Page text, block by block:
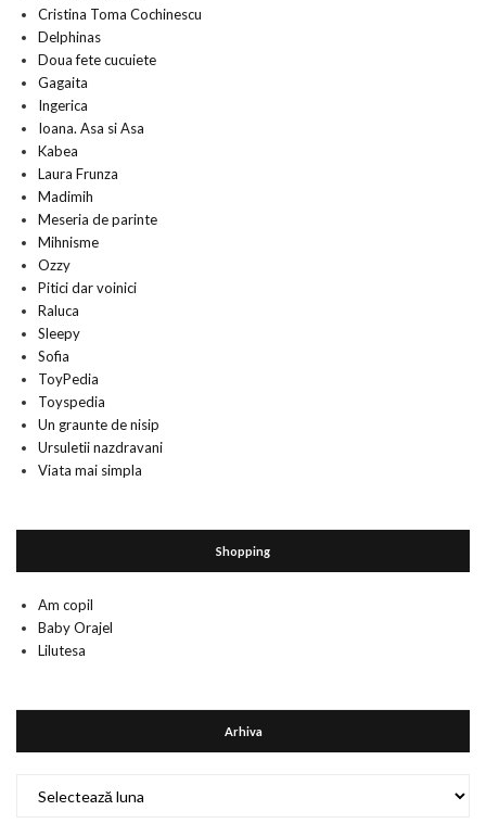
Cristina Toma Cochinescu
Delphinas
Doua fete cucuiete
Gagaita
Ingerica
Ioana. Asa si Asa
Kabea
Laura Frunza
Madimih
Meseria de parinte
Mihnisme
Ozzy
Pitici dar voinici
Raluca
Sleepy
Sofia
ToyPedia
Toyspedia
Un graunte de nisip
Ursuletii nazdravani
Viata mai simpla
Shopping
Am copil
Baby Orajel
Lilutesa
Arhiva